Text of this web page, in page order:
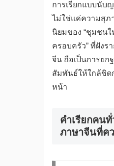
การเรียกแบบนับ
ไม่ใช่แค่ความสุภ
นิยมของ “ชุมชน
ครอบครัว” ที่ฝังร
จีน ถือเป็นการยก
สัมพันธ์ให้ใกล้ชิด
หน้า
คำเรียกคน
ภาษาจีนที่ค